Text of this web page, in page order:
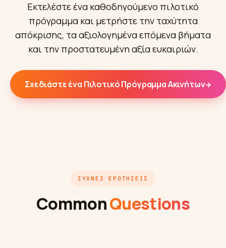
Εκτελέστε ένα καθοδηγούμενο πιλοτικό
πρόγραμμα και μετρήστε την ταχύτητα
απόκρισης, τα αξιολογημένα επόμενα βήματα
και την προστατευμένη αξία ευκαιριών.
Σχεδιάστε ένα Πιλοτικό Πρόγραμμα Ακινήτων→
ΣΥΧΝΈΣ ΕΡΩΤΉΣΕΙΣ
CommonQuestions